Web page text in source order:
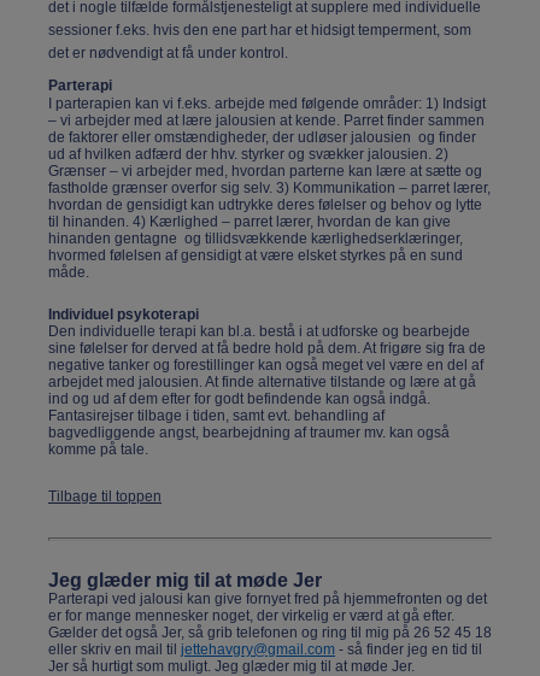
det i nogle tilfælde formålstjenesteligt at supplere med individuelle
sessioner f.eks. hvis den ene part har et hidsigt temperment, som
det er nødvendigt at få under kontrol.
Parterapi
I parterapien kan vi f.eks. arbejde med følgende områder: 1) Indsigt
– vi arbejder med at lære jalousien at kende. Parret finder sammen
de faktorer eller omstændigheder, der udløser jalousien og finder
ud af hvilken adfærd der hhv. styrker og svækker jalousien. 2)
Grænser – vi arbejder med, hvordan parterne kan lære at sætte og
fastholde grænser overfor sig selv. 3) Kommunikation – parret lærer,
hvordan de gensidigt kan udtrykke deres følelser og behov og lytte
til hinanden. 4) Kærlighed – parret lærer, hvordan de kan give
hinanden gentagne og tillidsvækkende kærlighedserklæringer,
hvormed følelsen af gensidigt at være elsket styrkes på en sund
måde.
Individuel psykoterapi
Den individuelle terapi kan bl.a. bestå i at udforske og bearbejde
sine følelser for derved at få bedre hold på dem. At frigøre sig fra de
negative tanker og forestillinger kan også meget vel være en del af
arbejdet med jalousien. At finde alternative tilstande og lære at gå
ind og ud af dem efter for godt befindende kan også indgå.
Fantasirejser tilbage i tiden, samt evt. behandling af
bagvedliggende angst, bearbejdning af traumer mv. kan også
komme på tale.
Tilbage til toppen
Jeg glæder mig til at møde Jer
Parterapi ved jalousi kan give fornyet fred på hjemmefronten og det
er for mange mennesker noget, der virkelig er værd at gå efter.
Gælder det også Jer, så grib telefonen og ring til mig på 26 52 45 18
eller skriv en mail til jettehavgry@gmail.com - så finder jeg en tid til
Jer så hurtigt som muligt. Jeg glæder mig til at møde Jer.